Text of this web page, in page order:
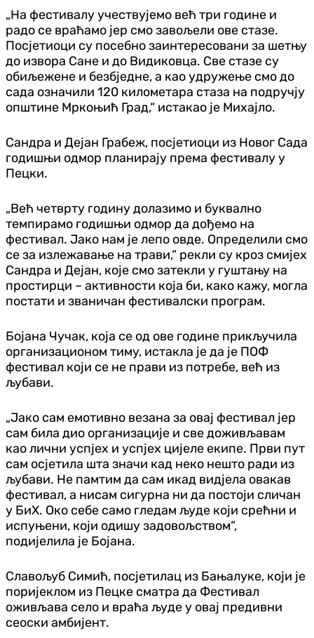
„На фестивалу учествујемо већ три године и
радо се враћамо јер смо завољели ове стазе.
Посјетиоци су посебно заинтересовани за шетњу
до извора Сане и до Видиковца. Све стазе су
обиљежене и безбједне, а као удружење смо до
сада означили 120 километара стаза на подручју
општине Мркоњић Град,“ истакао је Михајло.
Сандра и Дејан Грабеж, посјетиоци из Новог Сада
годишњи одмор планирају према фестивалу у
Пецки.
„Већ четврту годину долазимо и буквално
темпирамо годишњи одмор да дођемо на
фестивал. Јако нам је лепо овде. Определили смо
се за излежавање на трави,“ рекли су кроз смијех
Сандра и Дејан, које смо затекли у гуштању на
простирци – активности која би, како кажу, могла
постати и званичан фестивалски програм.
Бојана Чучак, која се од ове године прикључила
организационом тиму, истакла је да је ПОФ
фестивал који се не прави из потребе, већ из
љубави.
„Јако сам емотивно везана за овај фестивал јер
сам била дио организације и све доживљавам
као лични успјех и успјех цијеле екипе. Први пут
сам осјетила шта значи кад неко нешто ради из
љубави. Не памтим да сам икад видјела овакав
фестивал, а нисам сигурна ни да постоји сличан
у БиХ. Око себе само гледам људе који срећни и
испуњени, који одишу задовољством“,
подијелила је Бојана.
Славољуб Симић, посјетилац из Бањалуке, који је
поријеклом из Пецке сматра да Фестивал
оживљава село и враћа људе у овај предивни
сеоски амбијент.